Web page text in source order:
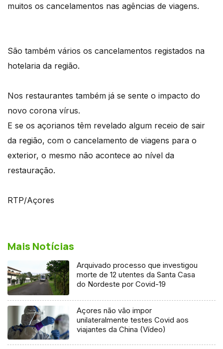
muitos os cancelamentos nas agências de viagens.
São também vários os cancelamentos registados na
hotelaria da região.
Nos restaurantes também já se sente o impacto do
novo corona vírus.
E se os açorianos têm revelado algum receio de sair
da região, com o cancelamento de viagens para o
exterior, o mesmo não acontece ao nível da
restauração.
RTP/Açores
Mais Notícias
Arquivado processo que investigou
morte de 12 utentes da Santa Casa
do Nordeste por Covid-19
Açores não vão impor
unilateralmente testes Covid aos
viajantes da China (Vídeo)